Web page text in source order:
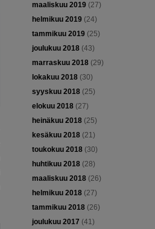
maaliskuu 2019(27)
helmikuu 2019(24)
tammikuu 2019(25)
joulukuu 2018(43)
marraskuu 2018(29)
lokakuu 2018(30)
syyskuu 2018(25)
elokuu 2018(27)
heinäkuu 2018(25)
kesäkuu 2018(21)
toukokuu 2018(30)
huhtikuu 2018(28)
maaliskuu 2018(26)
helmikuu 2018(27)
tammikuu 2018(26)
joulukuu 2017 (41)